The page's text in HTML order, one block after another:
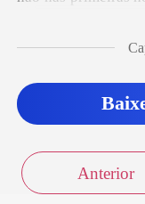
envolvent
Anterior